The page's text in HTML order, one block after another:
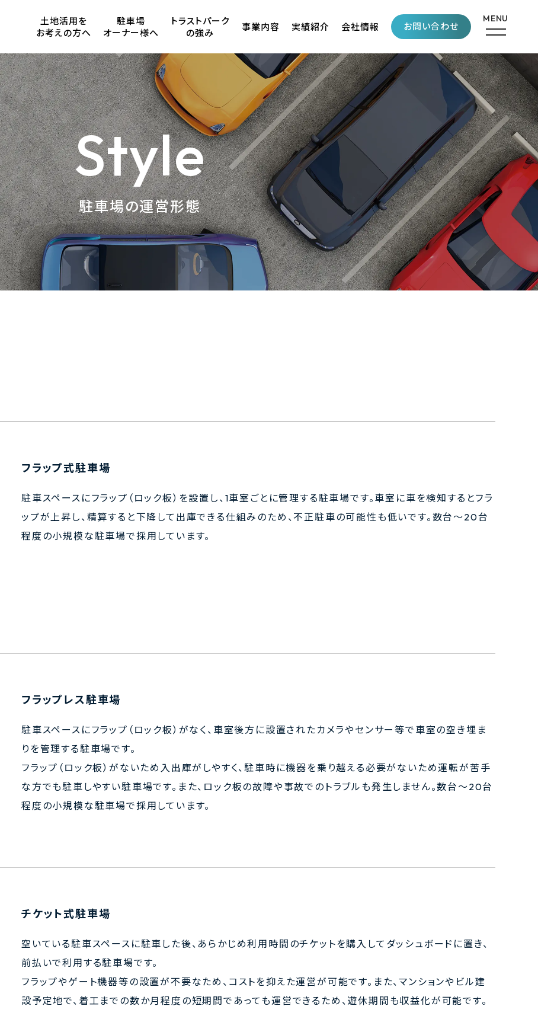
土地活用を
お考えの方へ
駐車場
オーナー様へ
トラストパーク
の強み
事業内容 実績紹介 会社情報 お問い合わせ
Style
駐車場の運営形態
フラップ式駐車場
駐車スペースにフラップ（ロック板）を設置し、1車室ごとに管理する駐車場です。車室に車を検知するとフラ
ップが上昇し、精算すると下降して出庫できる仕組みのため、不正駐車の可能性も低いです。数台～20台
程度の小規模な駐車場で採用しています。
フラップレス駐車場
駐車スペースにフラップ（ロック板）がなく、車室後方に設置されたカメラやセンサー等で車室の空き埋ま
りを管理する駐車場です。
フラップ（ロック板）がないため入出庫がしやすく、駐車時に機器を乗り越える必要がないため運転が苦手
な方でも駐車しやすい駐車場です。また、ロック板の故障や事故でのトラブルも発生しません。数台～20台
程度の小規模な駐車場で採用しています。
チケット式駐車場
空いている駐車スペースに駐車した後、あらかじめ利用時間のチケットを購入してダッシュボードに置き、
前払いで利用する駐車場です。
フラップやゲート機器等の設置が不要なため、コストを抑えた運営が可能です。また、マンションやビル建
設予定地で、着工までの数か月程度の短期間であっても運営できるため、遊休期間も収益化が可能です。